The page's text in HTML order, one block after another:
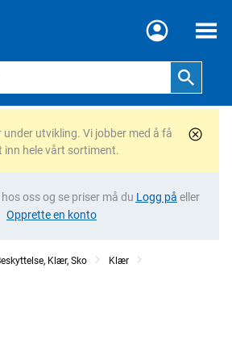
Meny
under utvikling. Vi jobber med å få
inn hele vårt sortiment.
oss og se priser må du Logg på eller
Opprette en konto
Klær, Sko
Klær